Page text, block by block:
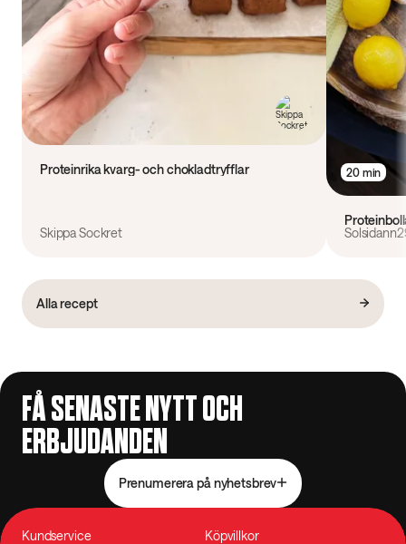
Proteinrika kvarg- och chokladtryfflar
Skippa Sockret
20 min
Alla recept
FÅ SENASTE NYTT OCH
ERBJUDANDEN
Prenumerera på nyhetsbrev
Kundservice
Köpvillkor